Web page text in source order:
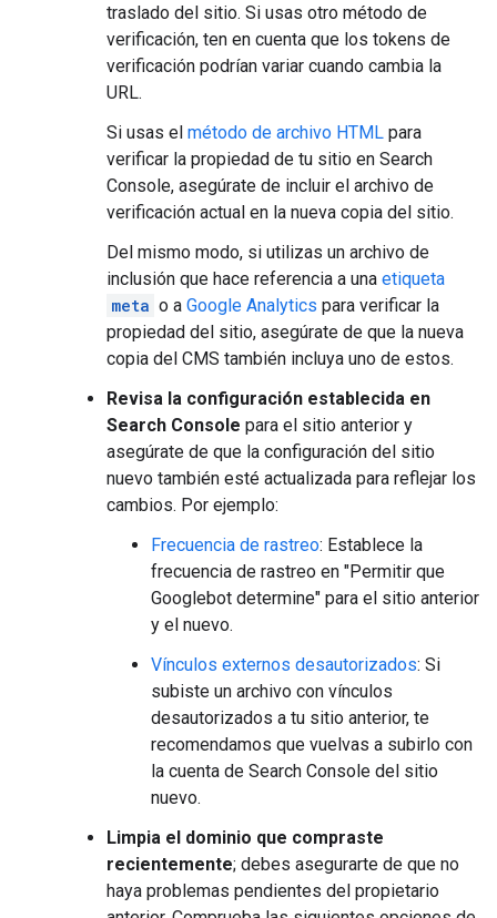
traslado del sitio. Si usas otro método de
verificación, ten en cuenta que los tokens de
verificación podrían variar cuando cambia la
URL.
Si usas el método de archivo HTML para
verificar la propiedad de tu sitio en Search
Console, asegúrate de incluir el archivo de
verificación actual en la nueva copia del sitio.
Del mismo modo, si utilizas un archivo de
inclusión que hace referencia a una etiqueta
meta o a Google Analytics para verificar la
propiedad del sitio, asegúrate de que la nueva
copia del CMS también incluya uno de estos.
Revisa la configuración establecida en
Search Console para el sitio anterior y
asegúrate de que la configuración del sitio
nuevo también esté actualizada para reflejar los
cambios. Por ejemplo:
Frecuencia de rastreo: Establece la
frecuencia de rastreo en "Permitir que
Googlebot determine" para el sitio anterior
y el nuevo.
Vínculos externos desautorizados: Si
subiste un archivo con vínculos
desautorizados a tu sitio anterior, te
recomendamos que vuelvas a subirlo con
la cuenta de Search Console del sitio
nuevo.
Limpia el dominio que compraste
recientemente; debes asegurarte de que no
haya problemas pendientes del propietario